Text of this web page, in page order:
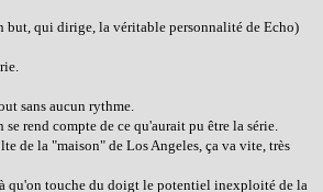
but, qui dirige, la véritable personnalité de Echo)
sans aucun rythme.
rend compte de ce qu'aurait pu être la série.
de la "maison" de Los Angeles, ça va vite, très
qu'on touche du doigt le potentiel inexploité de la